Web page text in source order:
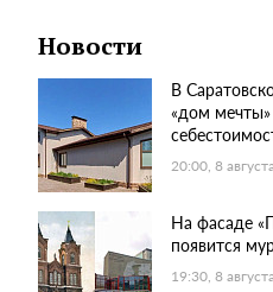
Новости
В
«дом
20:00, 8
На фасаде
появится
19:30, 8